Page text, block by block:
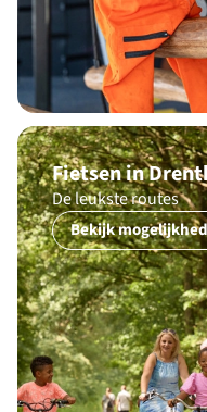
Fietsen in
De leukste routes
Bekijk